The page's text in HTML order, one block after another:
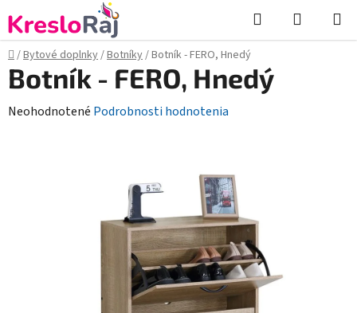
na
obsah
Hľadať
KOŠÍK
Domov
/Bytové doplnky/Botníky/Botník - FERO, Hnedý
Botník - FERO, Hnedý
Priemerné
Neohodnotené Podrobnosti hodnotenia